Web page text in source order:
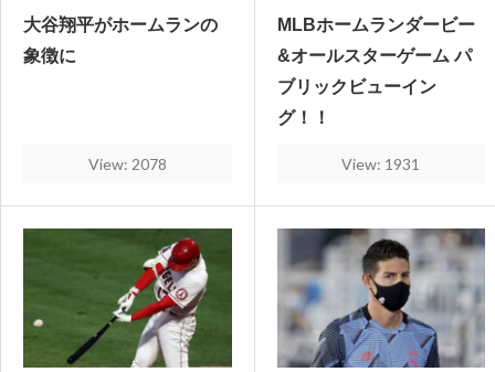
大谷翔平がホームランの
象徴に
View: 2078
MLBホームランダービー
&オールスターゲーム パ
ブリックビューイン
グ！！
View: 1931